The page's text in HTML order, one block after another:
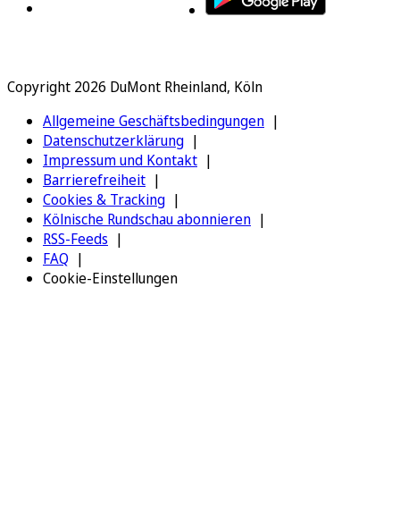
Copyright 2026 DuMont Rheinland, Köln
Allgemeine Geschäftsbedingungen
Datenschutzerklärung
Impressum und Kontakt
Barrierefreiheit
Cookies & Tracking
Kölnische Rundschau abonnieren
RSS-Feeds
FAQ
Cookie-Einstellungen